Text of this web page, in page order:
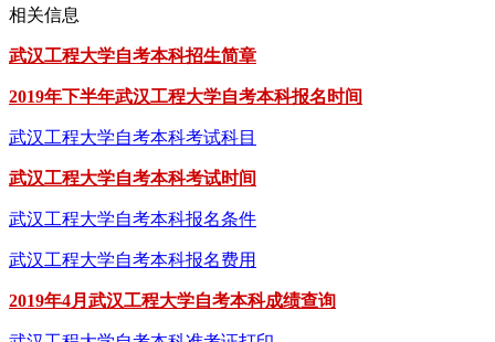
相关信息
武汉工程大学自考本科招生简章
2019年下半年武汉工程大学自考本科报名时间
武汉工程大学自考本科考试科目
武汉工程大学自考本科考试时间
武汉工程大学自考本科报名条件
武汉工程大学自考本科报名费用
2019年4月武汉工程大学自考本科成绩查询